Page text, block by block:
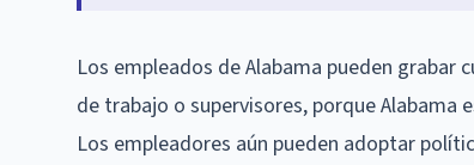
Los empleados de Alabama pueden grabar
de trabajo o supervisores, porque Alabama
Los empleadores aún pueden adoptar